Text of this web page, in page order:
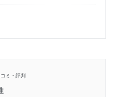
ミ・評判